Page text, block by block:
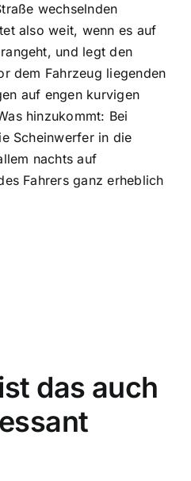
wechselnden
also weit, wenn es auf
und legt den
dem Fahrzeug liegenden
auf engen kurvigen
hinzukommt: Bei
Scheinwerfer in die
nachts auf
Fahrers ganz erheblich
das auch